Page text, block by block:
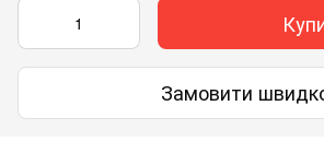
Замовити